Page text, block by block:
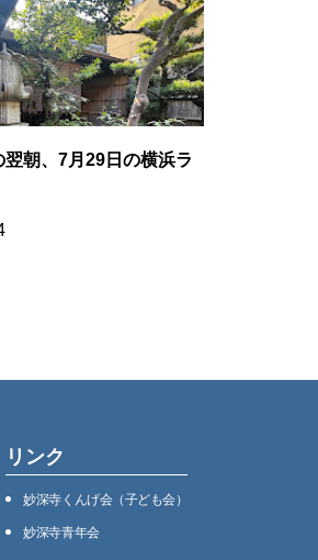
翌朝、7月29日の横浜ラ
リンク
妙深寺くんげ会（⼦ども会）
妙深寺⻘年会